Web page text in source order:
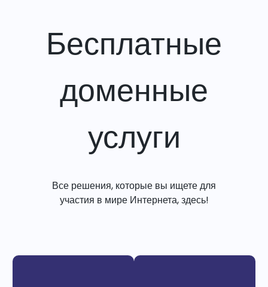
Бесплатные
доменные
услуги
Все решения, которые вы ищете для
участия в мире Интернета, здесь!